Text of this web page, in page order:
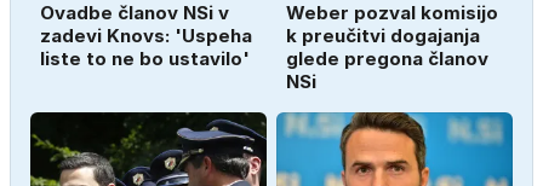
Ovadbe članov NSi v
zadevi Knovs: 'Uspeha
liste to ne bo ustavilo'
Weber pozval komisijo
k preučitvi dogajanja
glede pregona članov
NSi